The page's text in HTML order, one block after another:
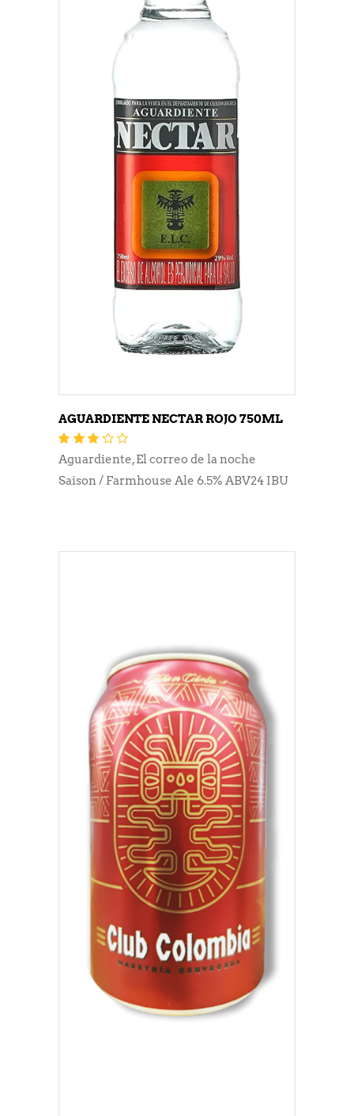
AGUARDIENTE NECTAR ROJO 750ML
de 5
Aguardiente,El correo de la noche
Saison / Farmhouse Ale 6.5% ABV24 IBU